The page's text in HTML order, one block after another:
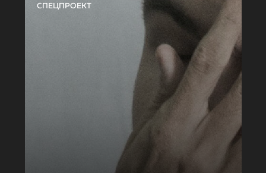
СПЕЦПРОЕКТ